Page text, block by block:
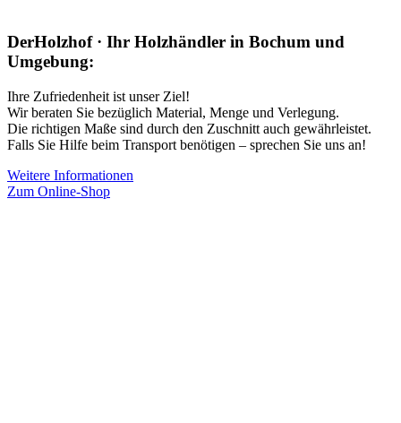
DerHolzhof · Ihr Holzhändler in Bochum und
Umgebung:
Ihre Zufriedenheit ist unser Ziel!
Wir beraten Sie bezüglich Material, Menge und Verlegung.
Die richtigen Maße sind durch den Zuschnitt auch gewährleistet.
Falls Sie Hilfe beim Transport benötigen – sprechen Sie uns an!
Weitere Informationen
Zum Online-Shop